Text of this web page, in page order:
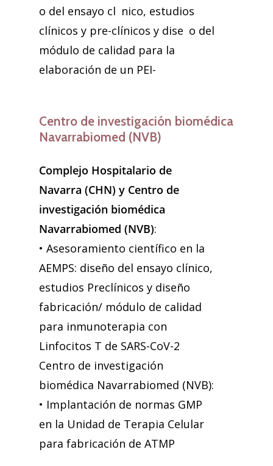
o del ensayo cl nico, estudios
clínicos y pre-clínicos y dise o del
módulo de calidad para la
elaboración de un PEI-
Centro de investigación biomédica
Navarrabiomed (NVB)
Complejo Hospitalario de
Navarra (CHN) y Centro de
investigación biomédica
Navarrabiomed (NVB):
• Asesoramiento científico en la
AEMPS: diseño del ensayo clínico,
estudios Preclínicos y diseño
fabricación/ módulo de calidad
para inmunoterapia con
Linfocitos T de SARS-CoV-2
Centro de investigación
biomédica Navarrabiomed (NVB):
• Implantación de normas GMP
en la Unidad de Terapia Celular
para fabricación de ATMP